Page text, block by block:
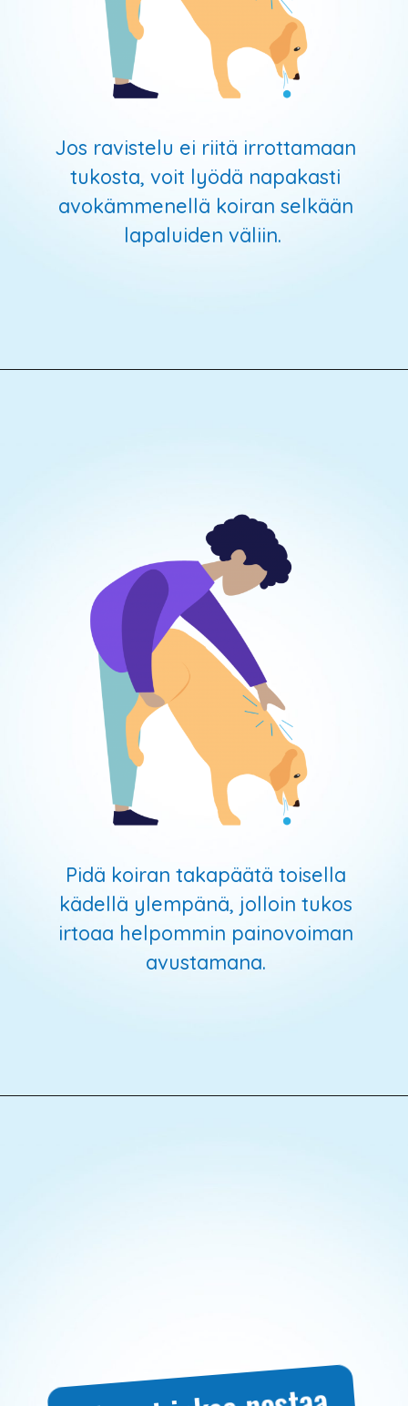
Jos ravistelu ei riitä irrottamaan
tukosta, voit lyödä napakasti
avokämmenellä koiran selkään
lapaluiden väliin.
Pidä koiran takapäätä toisella
kädellä ylempänä, jolloin tukos
irtoaa helpommin painovoiman
avustamana.